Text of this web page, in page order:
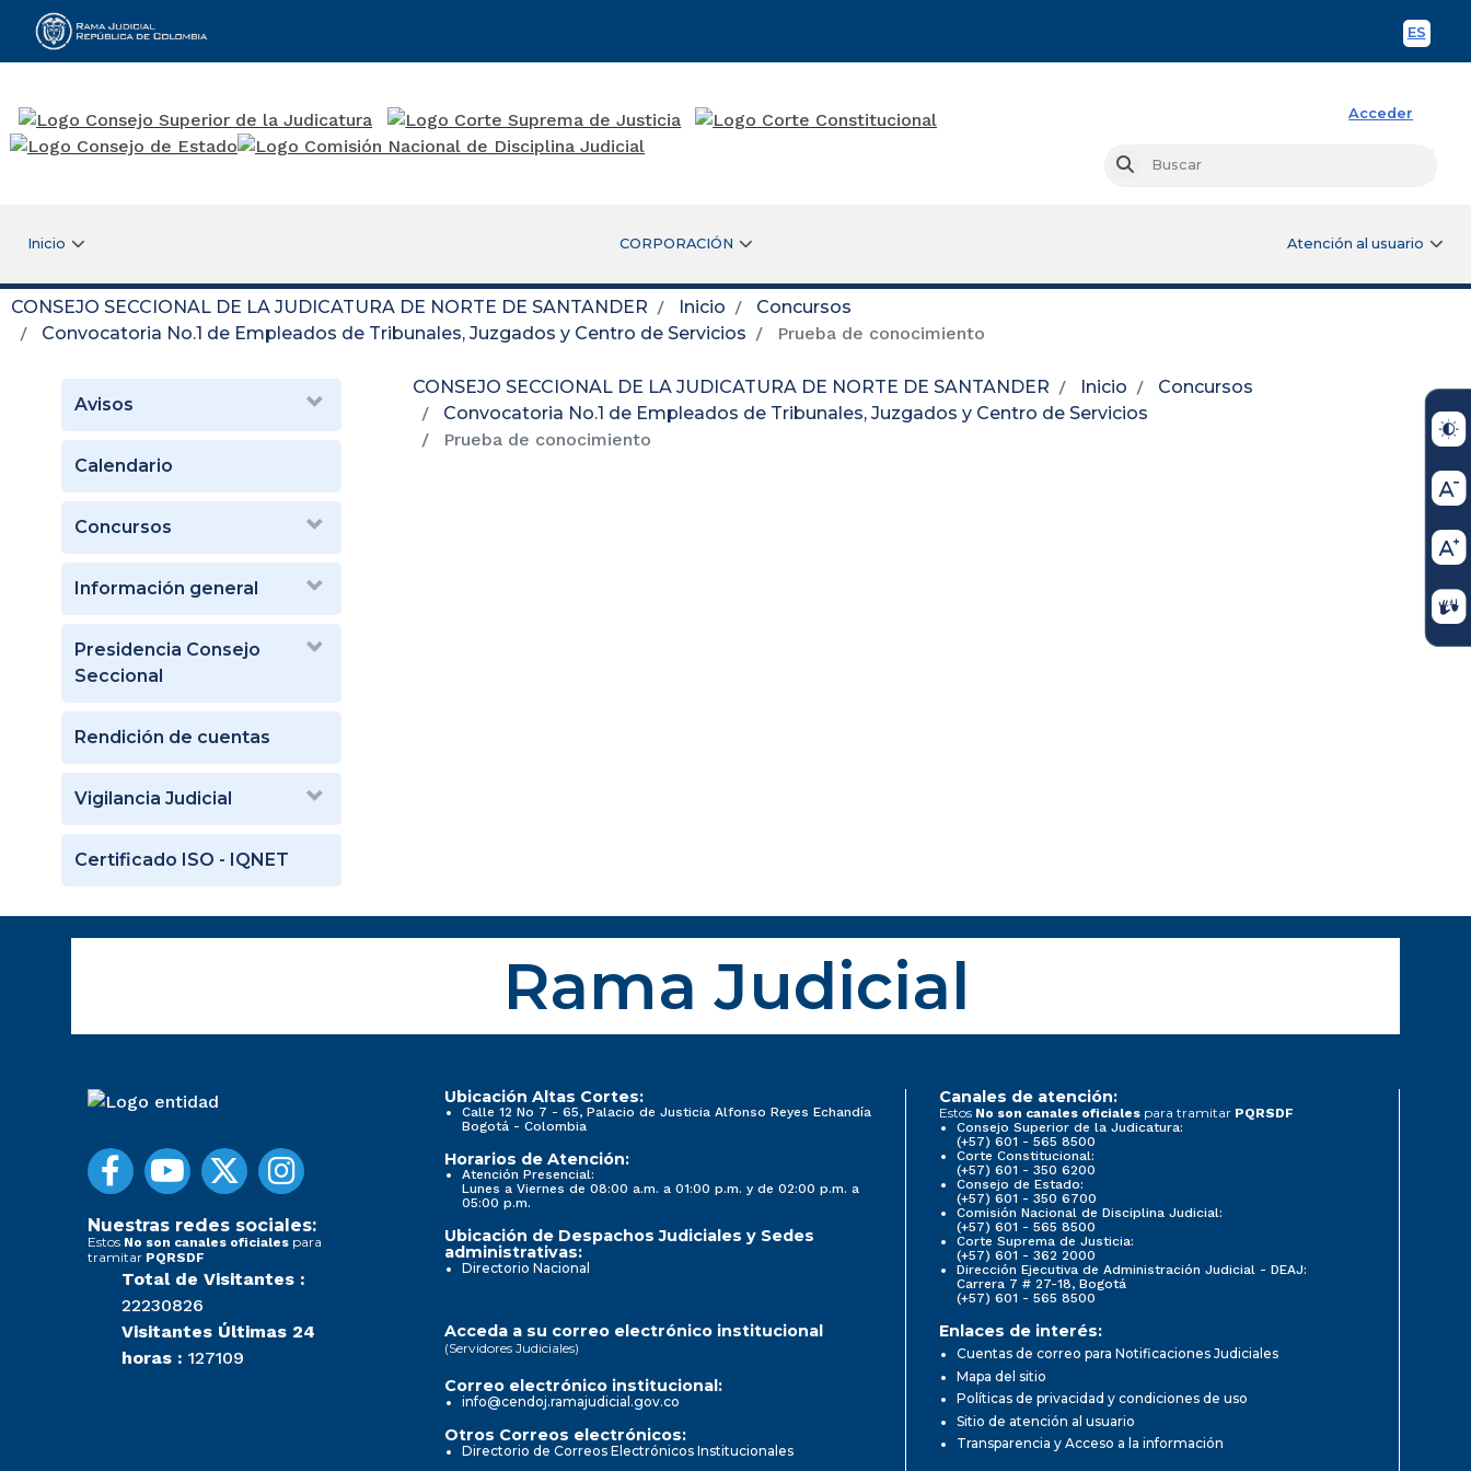
ES
Rama Judicial
Acceder
Buscar
Inicio CORPORACIÓN Atención al usuario
CONSEJO SECCIONAL DE LA JUDICATURA DE NORTE DE SANTANDER Inicio
Concursos
Convocatoria No.1 de Empleados de Tribunales, Juzgados y Centro de Servicios
Prueba de conocimiento
Avisos
Calendario
Concursos
Información general
Presidencia Consejo
Seccional
Rendición de cuentas
Vigilancia Judicial
Certificado ISO - IQNET
CONSEJO SECCIONAL DE LA JUDICATURA DE NORTE DE SANTANDER Inicio
Concursos
Convocatoria No.1 de Empleados de Tribunales, Juzgados y Centro de Servicios
Prueba de conocimiento
Rama Judicial
Nuestras redes sociales:
Estos No son canales oficiales para
tramitar PQRSDF
Total de Visitantes :
22230826
Visitantes Últimas 24
horas : 127109
Ubicación Altas Cortes:
Calle 12 No 7 - 65, Palacio de Justicia Alfonso Reyes Echandía
Bogotá - Colombia
Horarios de Atención:
Atención Presencial:
Lunes a Viernes de 08:00 a.m. a 01:00 p.m. y de 02:00 p.m. a
05:00 p.m.
Ubicación de Despachos Judiciales y Sedes
administrativas:
Directorio Nacional
Canales de atención:
Estos No son canales oficiales para tramitar PQRSDF
Consejo Superior de la Judicatura:
(+57) 601 - 565 8500
Corte Constitucional:
(+57) 601 - 350 6200
Consejo de Estado:
(+57) 601 - 350 6700
Comisión Nacional de Disciplina Judicial:
(+57) 601 - 565 8500
Corte Suprema de Justicia:
(+57) 601 - 362 2000
Dirección Ejecutiva de Administración Judicial - DEAJ:
Carrera 7 # 27-18, Bogotá
(+57) 601 - 565 8500
Acceda a su correo electrónico institucional
(Servidores Judiciales)
Correo electrónico institucional:
info@cendoj.ramajudicial.gov.co
Otros Correos electrónicos:
Directorio de Correos Electrónicos Institucionales
Enlaces de interés:
Cuentas de correo para Notificaciones Judiciales
Mapa del sitio
Políticas de privacidad y condiciones de uso
Sitio de atención al usuario
Transparencia y Acceso a la información